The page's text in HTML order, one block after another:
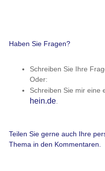
Haben Sie Fragen?
Schreiben Sie Ihre
Oder:
Schreiben Sie mir eine
hein.de.
Teilen Sie gerne auch Ihre
Thema in den Kommentaren.